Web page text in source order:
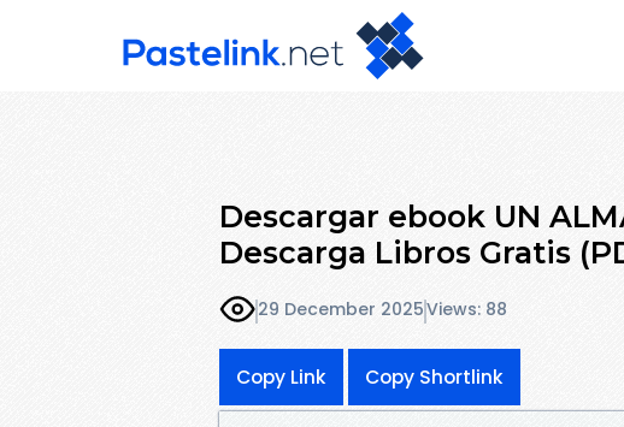
Descargar ebook UN
Descarga Libros Gratis
29 December 2025Views: 88
Copy Link Copy Shortlink